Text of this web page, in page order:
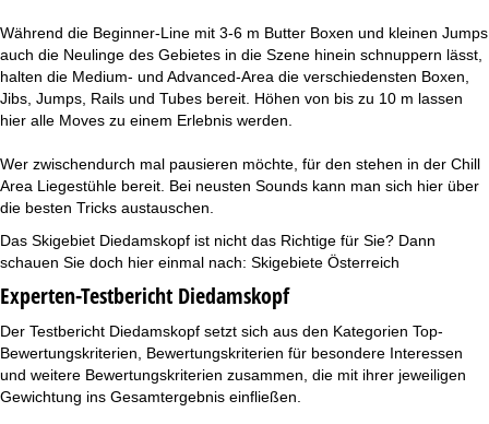
Während die Beginner-Line mit 3-6 m Butter Boxen und kleinen Jumps
auch die Neulinge des Gebietes in die Szene hinein schnuppern lässt,
halten die Medium- und Advanced-Area die verschiedensten Boxen,
Jibs, Jumps, Rails und Tubes bereit. Höhen von bis zu 10 m lassen
hier alle Moves zu einem Erlebnis werden.
Wer zwischendurch mal pausieren möchte, für den stehen in der Chill
Area Liegestühle bereit. Bei neusten Sounds kann man sich hier über
die besten Tricks austauschen.
Das Skigebiet Diedamskopf ist nicht das Richtige für Sie? Dann
schauen Sie doch hier einmal nach: Skigebiete Österreich
Experten-Testbericht Diedamskopf
Der Testbericht Diedamskopf setzt sich aus den Kategorien Top-
Bewertungskriterien, Bewertungskriterien für besondere Interessen
und weitere Bewertungskriterien zusammen, die mit ihrer jeweiligen
Gewichtung ins Gesamtergebnis einfließen.